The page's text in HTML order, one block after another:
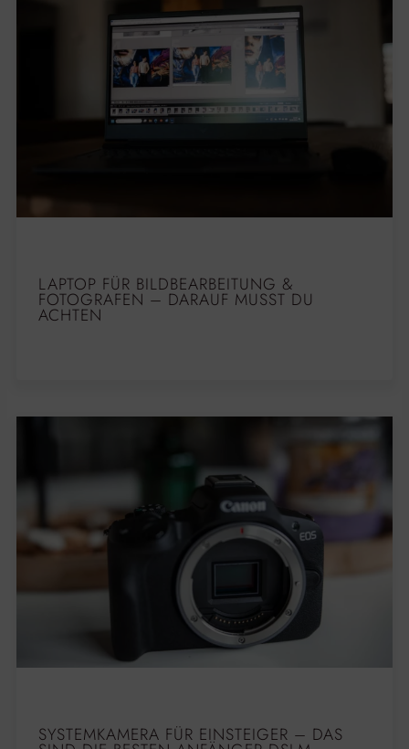
LAPTOP FÜR BILDBEARBEITUNG &
FOTOGRAFEN – DARAUF MUSST DU
ACHTEN
SYSTEMKAMERA FÜR EINSTEIGER – DAS